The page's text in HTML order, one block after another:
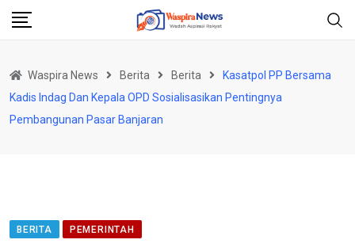
Skip
Waspira News Berita Berita
Kasatpol PP Bersama
Kadis Indag Dan Kepala OPD Sosialisasikan Pentingnya
Pembangunan Pasar Banjaran
BERITA PEMERINTAH